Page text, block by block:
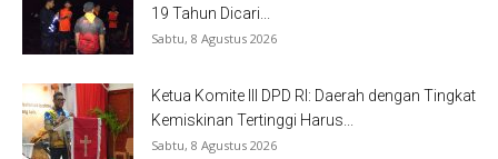
19 Tahun Dicari...
Sabtu, 8 Agustus 2026
Ketua Komite III DPD RI: Daerah dengan Tingkat
Kemiskinan Tertinggi Harus...
Sabtu, 8 Agustus 2026